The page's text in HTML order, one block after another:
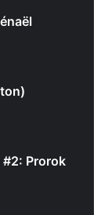
Prorok